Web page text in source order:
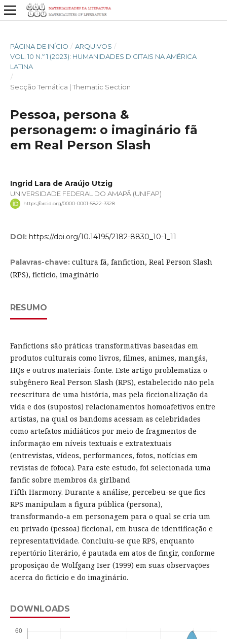
PÁGINA DE INÍCIO / ARQUIVOS /
VOL. 10 N.º 1 (2023): HUMANIDADES DIGITAIS NA AMÉRICA
LATINA
/
Secção Temática | Thematic Section
Pessoa, persona &
personagem: o imaginário fã
em Real Person Slash
Ingrid Lara de Araújo Utzig
UNIVERSIDADE FEDERAL DO AMAPÃ (UNIFAP)
https://orcid.org/0000-0001-5822-3328
DOI: https://doi.org/10.14195/2182-8830_10-1_11
Palavras-chave: cultura fã, fanfiction, Real Person Slash
(RPS), fictício, imaginário
RESUMO
Fanfictions são práticas transformativas baseadas em
produtos culturais como livros, filmes, animes, mangás,
HQs e outros materiais-fonte. Este artigo problematiza o
subgênero Real Person Slash (RPS), estabelecido não pela
reescritura de uma história, mas pela ficcionalização da
vida e dos (supostos) relacionamentos homoafetivos entre
artistas, na qual os bandoms acessam as celebridades
como artefatos midiáticos por meio de fragmentos de
informação em níveis textuais e extratextuais
(entrevistas, vídeos, performances, fotos, notícias em
revistas de fofoca). Para este estudo, foi selecionada uma
fanfic sobre membros da girlband
Fifth Harmony. Durante a análise, percebeu-se que fics
RPS manipulam a figura pública (persona),
transformando-a em personagem para o qual se cria um
eu privado (pessoa) ficcional, em busca de identificação e
representatividade. Concluiu-se que RPS, enquanto
repertório literário, é pautada em atos de fingir, conforme
proposição de Wolfgang Iser (1999) em suas observações
acerca do fictício e do imaginário.
DOWNLOADS